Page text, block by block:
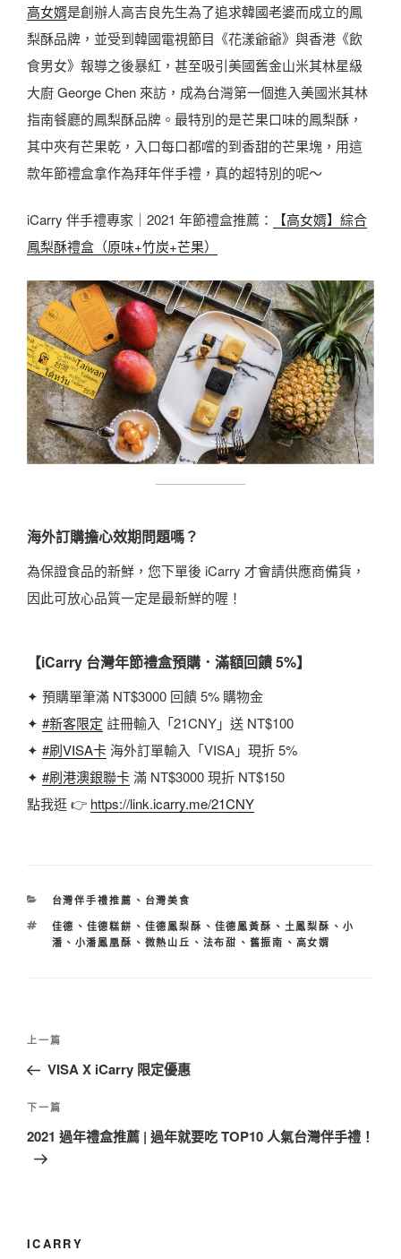
高女婿是創辦人高吉良先生為了追求韓國老婆而成立的鳳
梨酥品牌，並受到韓國電視節目《花漾爺爺》與香港《飲
食男女》報導之後暴紅，甚至吸引美國舊金山米其林星級
大廚 George Chen 來訪，成為台灣第一個進入美國米其林
指南餐廳的鳳梨酥品牌。最特別的是芒果口味的鳳梨酥，
其中夾有芒果乾，入口每口都嚐的到香甜的芒果塊，用這
款年節禮盒拿作為拜年伴手禮，真的超特別的呢～
iCarry 伴手禮專家｜2021 年節禮盒推薦：
【高女婿】綜合
鳳梨酥禮盒（原味+竹炭+芒果）
海外訂購擔心效期問題嗎？
為保證食品的新鮮，您下單後 iCarry 才會請供應商備貨，
因此可放心品質一定是最新鮮的喔！
【iCarry 台灣年節禮盒預購．滿額回饋 5%】
✦ 預購單筆滿 NT$3000 回饋 5% 購物金
✦ #新客限定 註冊輸入「21CNY」送 NT$100
✦ #刷VISA卡 海外訂單輸入「VISA」現折 5%
✦ #刷港澳銀聯卡滿 NT$3000 現折 NT$150
點我逛 👉 https://link.icarry.me/21CNY
分
台灣伴手禮推薦 、 台灣美食
標
籤
佳德 、 佳德糕餅 、 佳德鳳梨酥 、 佳德鳳黃酥 、 土鳳梨酥 、 小
潘 、 小潘鳳凰酥 、 微熱山丘 、 法布甜 、 舊振南 、 高女婿
文
導
覽
上
一
文
章
上一篇
VISA X iCarry 限定優惠
下
一
篇
下一篇
2021 過年禮盒推薦 | 過年就要吃 TOP10 人氣台灣伴手禮！
ICARRY